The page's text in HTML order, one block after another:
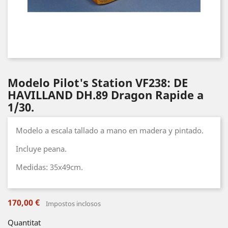
Modelo Pilot's Station VF238: DE
HAVILLAND DH.89 Dragon Rapide a
1/30.
Modelo a escala tallado a mano en madera y pintado.
Incluye peana.
Medidas: 35x49cm.
170,00 € Impostos inclosos
Quantitat